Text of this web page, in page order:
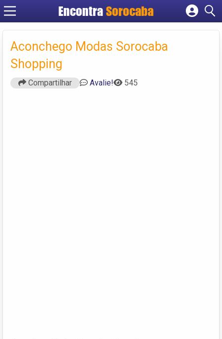
EncontraSorocaba
Cadastrar empresa
Criar conta
Aconchego Modas Sorocaba
Shopping
Compartilhar Avalie! 545